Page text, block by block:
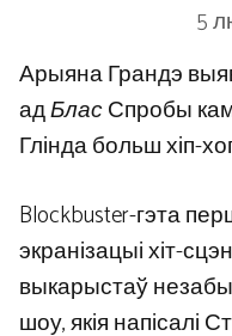
5
Арыяна Грандэ
адБласСпробы
Глінда больш хіп-
Blockbuster-гэта
экранізацыі хіт-
выкарыстаў
шоу, якія напісалі